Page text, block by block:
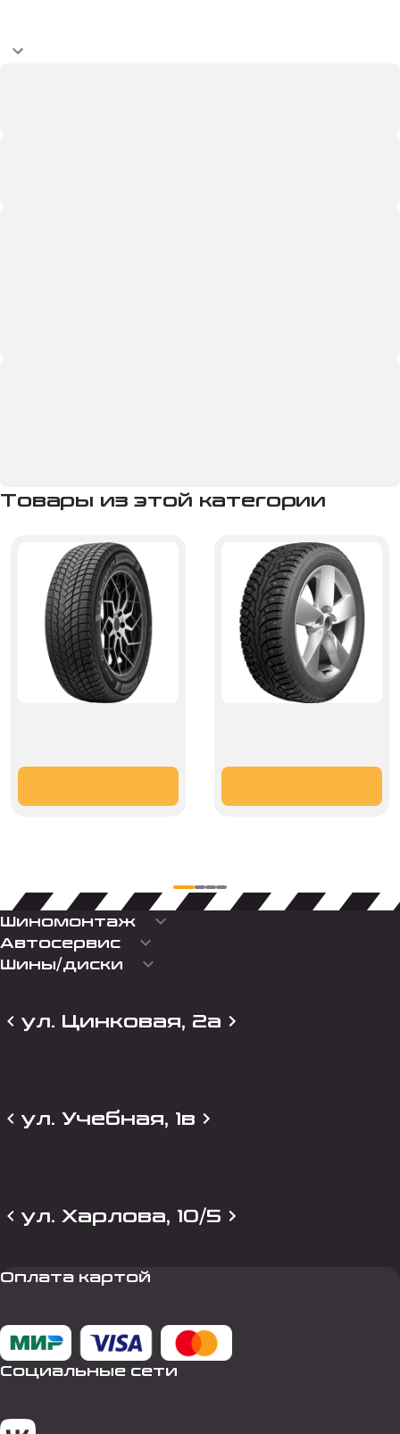
Товары из этой категории
Шиномонтаж keyboard_arrow_down
Автосервис keyboard_arrow_down
Шины/диски keyboard_arrow_down
ул. Цинковая, 2а
ул. Учебная, 1в
ул. Харлова, 10/5
Оплата картой
Социальные сети